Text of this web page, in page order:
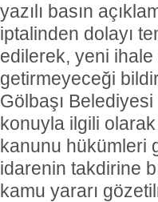
yazılı basın
iptalinden dolayı
edilerek, yeni ihale
getirmeyeceği
Gölbaşı
konuyla ilgili olarak
kanunu hükümleri
idarenin takdirine
kamu yararı